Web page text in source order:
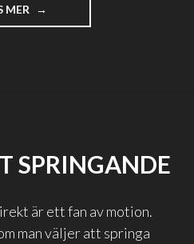
MER
"DÖDEN
PÅ
SPRINGANDE
är ett fan av motion.
man väljer att springa